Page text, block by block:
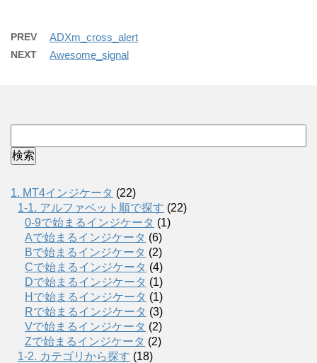
PREV ADXm_cross_alert
NEXT Awesome_signal
1. MT4インジケータ (22)
1-1. アルファベット順で探す (22)
0-9で始まるインジケータ (1)
Aで始まるインジケータ (6)
Bで始まるインジケータ (2)
Cで始まるインジケータ (4)
Dで始まるインジケータ (1)
Hで始まるインジケータ (1)
Rで始まるインジケータ (3)
Vで始まるインジケータ (2)
Zで始まるインジケータ (2)
1-2. カテゴリから探す (18)